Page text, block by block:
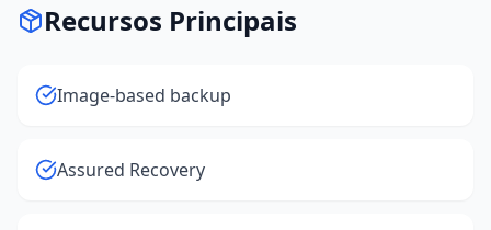
Recursos Principais
Image-based backup
Assured Recovery